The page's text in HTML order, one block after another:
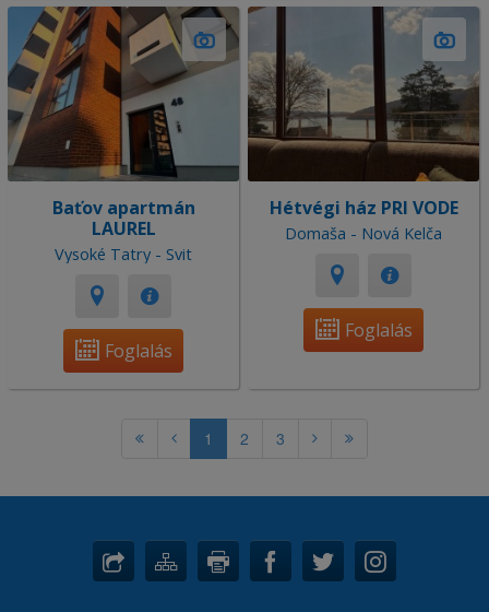
Baťov apartmán
LAUREL
Vysoké Tatry - Svit
Foglalás
Hétvégi ház PRI VODE
Domaša - Nová Kelča
Foglalás
1 2 3